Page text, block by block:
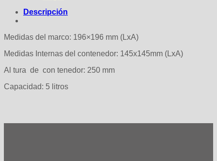
Descripción
Medidas del marco: 196×196 mm (LxA)
Medidas Internas del contenedor: 145x145mm (LxA)
Al tura de con tenedor: 250 mm
Capacidad: 5 litros